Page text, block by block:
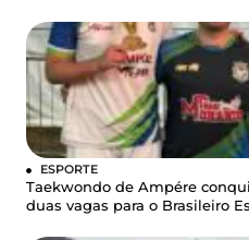
ESPORTE
Taekwondo de Ampére
duas vagas para o Brasileiro